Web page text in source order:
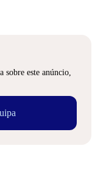
sobre este anúncio,